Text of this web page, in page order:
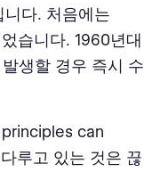
다. 처음에는
습니다. 1960년대
생할 경우 즉시 수
can
루고 있는 것은 끊